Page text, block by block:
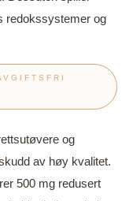
redokssystemer og
og
av høy kvalitet.
500 mg redusert